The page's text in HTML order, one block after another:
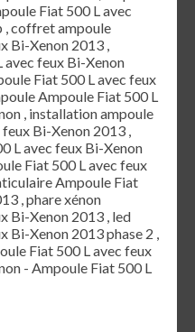
Fiat 500 L avec
, coffret ampoule
Bi-Xenon 2013 ,
avec feux Bi-Xenon
Fiat 500 L avec feux
Ampoule Fiat 500 L
, installation ampoule
Bi-Xenon 2013 ,
L avec feux Bi-Xenon
Fiat 500 L avec feux
Ampoule Fiat
, phare xénon
Bi-Xenon 2013 , led
Bi-Xenon 2013 phase 2 ,
Fiat 500 L avec feux
- Ampoule Fiat 500 L